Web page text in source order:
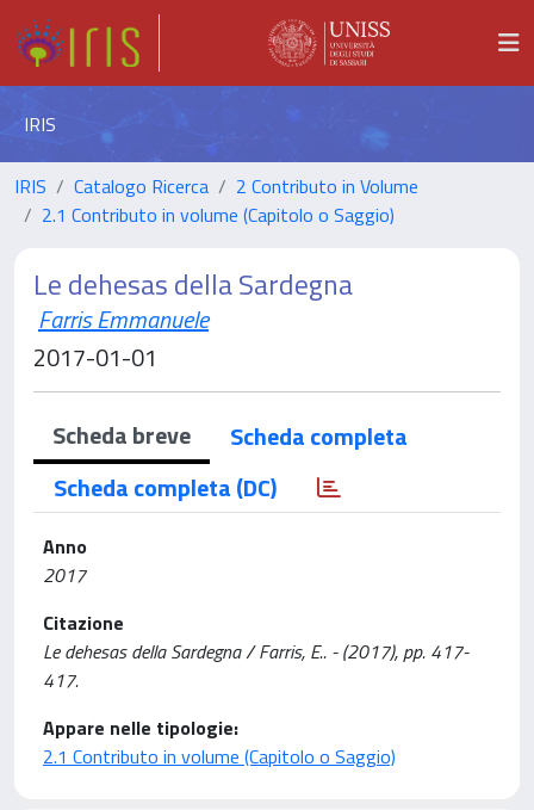
IRIS
IRIS Catalogo Ricerca
2 Contributo in Volume
2.1 Contributo in volume (Capitolo o Saggio)
Le dehesas della Sardegna
Farris Emmanuele
2017-01-01
Scheda breve
Scheda completa
Scheda completa (DC)
Anno
2017
Citazione
Le dehesas della Sardegna / Farris, E.. - (2017), pp. 417-
417.
Appare nelle tipologie:
2.1 Contributo in volume (Capitolo o Saggio)